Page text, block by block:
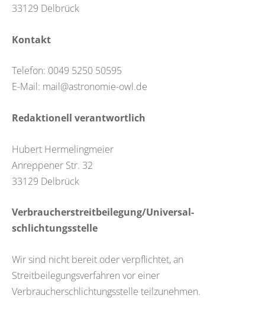
33129 Delbrück
Kontakt
Telefon: 0049 5250 50595
E-Mail: mail@astronomie-owl.de
Redaktionell verantwortlich
Hubert Hermelingmeier
Anreppener Str. 32
33129 Delbrück
Verbraucher­streit­beilegung/Universal­
schlichtungs­stelle
Wir sind nicht bereit oder verpflichtet, an
Streitbeilegungsverfahren vor einer
Verbraucherschlichtungsstelle teilzunehmen.